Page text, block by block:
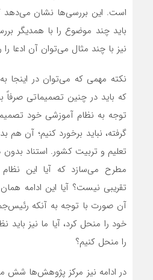
است. این بررسی‌ها نشان می‌دهد
باید چند موضوع را با همدیگر
نیز با چند مثال می‌توان آن ادعا را
نکته مهمی که می‌توان در اینجا
که باید در چنین تصمیماتی صرفاً
توجه به نظام آموزشی خود
گرفته، نباید برخورد کنیم؛ آن هم
تعلیم و تربیت کشور. استناد
مطرح می‌سازد که آیا این
تقریبی نیست؟ آیا این ادامه
آن صورت با توجه به آنکه
خود را منحل کرد، آیا ما نیز
را منحل کنیم؟
در ادامه نیز مرکز پژوهش‌ها شش